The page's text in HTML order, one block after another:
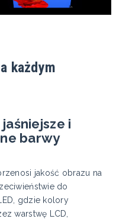
każdym
i
barwy
jakość obrazu na
do
gdzie kolory
warstwę LCD,